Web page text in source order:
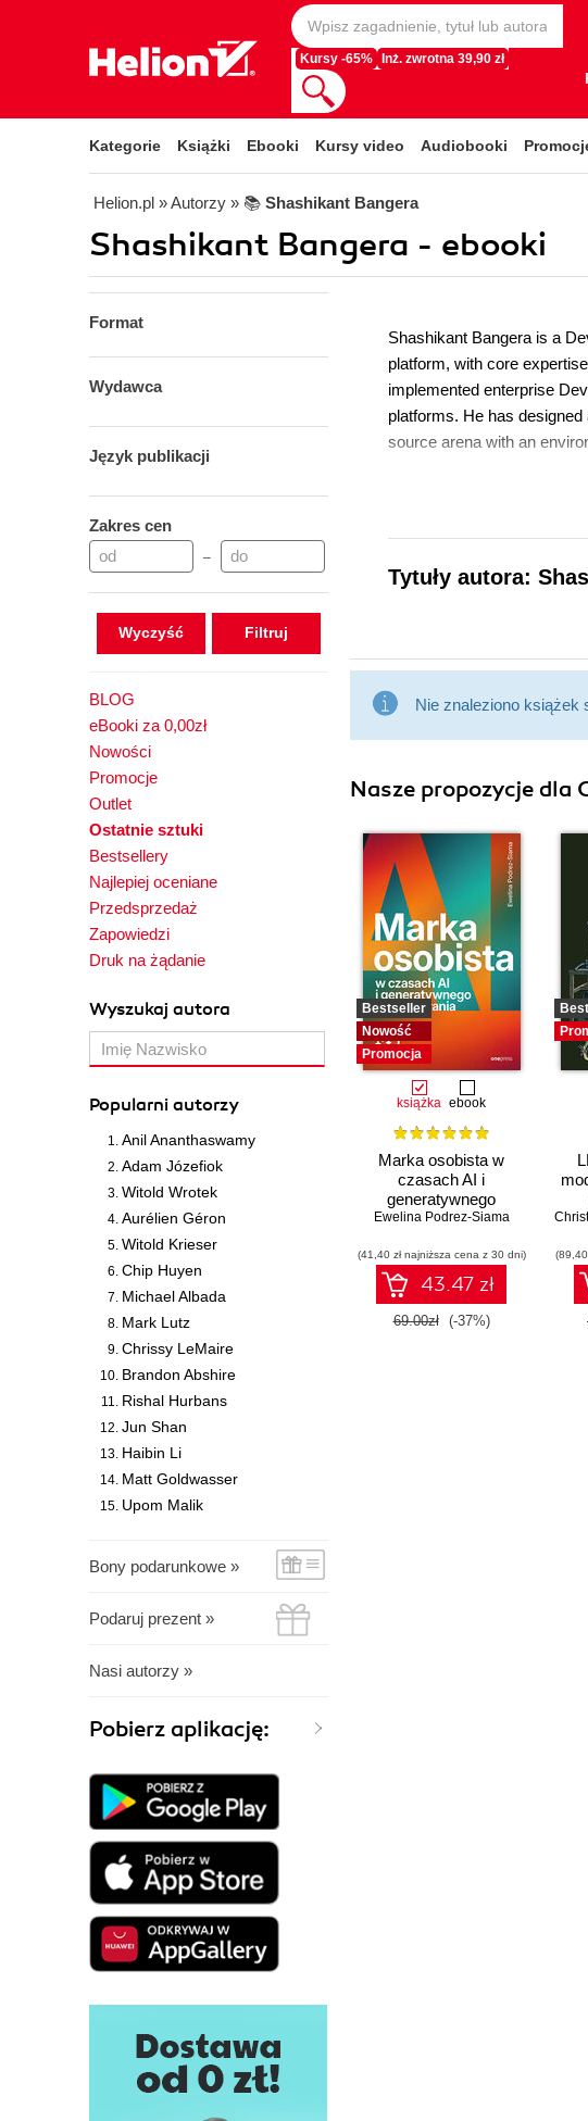
Kursy -65% Inż. zwrotna 39,90 zł
Kategorie Książki Ebooki Kursy video Audiobooki
Helion.pl » Autorzy » 📚 Shashikant Bangera
Shashikant Bangera - ebooki
Format
Wydawca
Język publikacji
Zakres cen
–
Wyczyść
BLOG
eBooki za 0,00zł
Nowości
Promocje
Outlet
Ostatnie sztuki
Bestsellery
Najlepiej oceniane
Przedsprzedaż
Zapowiedzi
Druk na żądanie
Wyszukaj autora
Popularni autorzy
Anil Ananthaswamy
Adam Józefiok
Witold Wrotek
Aurélien Géron
Witold Krieser
Chip Huyen
Michael Albada
Mark Lutz
Chrissy LeMaire
Brandon Abshire
Rishal Hurbans
Jun Shan
Haibin Li
Matt Goldwasser
Upom Malik
Bony podarunkowe »
Podaruj prezent »
Nasi autorzy »
Pobierz aplikację:
Shashikant Bangera is a
platform, with core
implemented enterprise
platforms. He has
source arena with an
Tytuły autora:
Nie znaleziono książek
Nasze propozycje dla
Bestseller
Nowość
Promocja
książka ebook
Marka osobista w
czasach AI i
generatywnego
wyszukiwania
Ewelina Podrez-Siama
(41,40 zł najniższa cena z 30 dni)
43.47 zł
69.00zł (-37%)